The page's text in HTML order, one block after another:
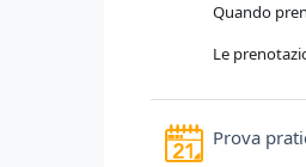
Quando
Le
Prova